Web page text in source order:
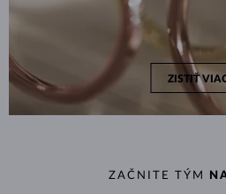
ZISTIŤ
ZAČNITE TÝM